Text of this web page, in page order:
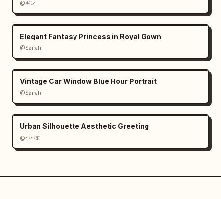
@ギン
Elegant Fantasy Princess in Royal Gown
@Sairah
Vintage Car Window Blue Hour Portrait
@Sairah
Urban Silhouette Aesthetic Greeting
@小小东